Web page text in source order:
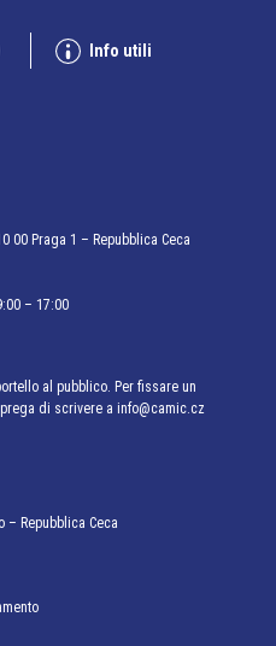
Info utili
00 Praga 1 – Repubblica Ceca
– 17:00
al pubblico. Per fissare un
di scrivere a info@camic.cz
– Repubblica Ceca